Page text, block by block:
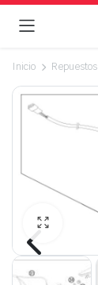
Inicio Repuestos